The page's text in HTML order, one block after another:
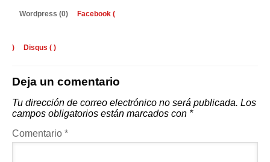
Wordpress (0) Facebook (
) Disqus ( )
Deja un comentario
Tu dirección de correo electrónico no será publicada. Los
campos obligatorios están marcados con *
Comentario *